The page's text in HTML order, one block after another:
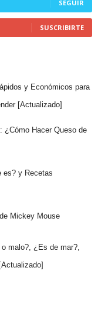
SEGUIR
SUSCRIBIRTE
y Económicos para
[Actualizado]
¿Cómo Hacer Queso de
es? y Recetas
Mickey Mouse
malo?, ¿Es de mar?,